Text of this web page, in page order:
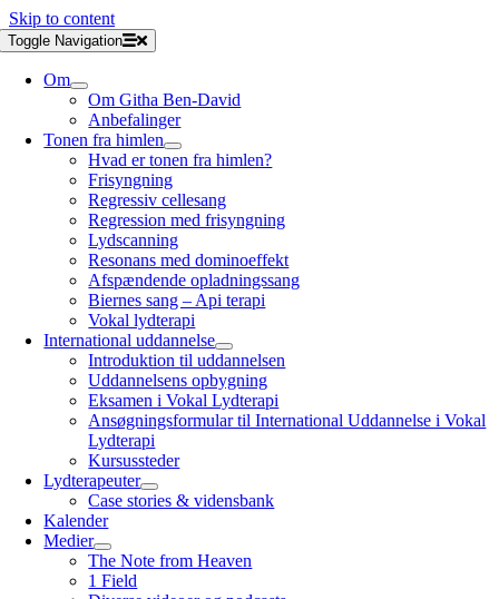
Skip to content
Toggle Navigation
Om
Om Githa Ben-David
Anbefalinger
Tonen fra himlen
Hvad er tonen fra himlen?
Frisyngning
Regressiv cellesang
Regression med frisyngning
Lydscanning
Resonans med dominoeffekt
Afspændende opladningssang
Biernes sang – Api terapi
Vokal lydterapi
International uddannelse
Introduktion til uddannelsen
Uddannelsens opbygning
Eksamen i Vokal Lydterapi
Ansøgningsformular til International Uddannelse i Vokal
Lydterapi
Kursussteder
Lydterapeuter
Case stories & vidensbank
Kalender
Medier
The Note from Heaven
1 Field